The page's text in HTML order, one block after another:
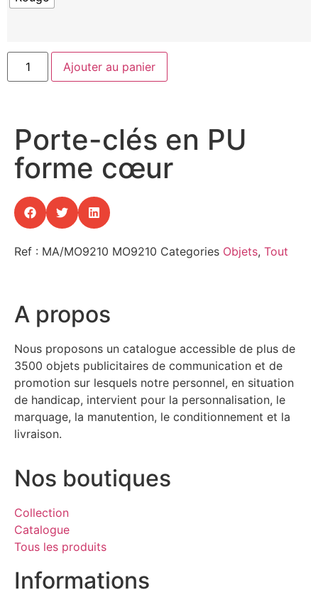
Ajouter au panier
Porte-clés en PU
forme cœur
Ref : MA/MO9210 MO9210 Categories Objets, Tout
A propos
Nous proposons un catalogue accessible de plus de
3500 objets publicitaires de communication et de
promotion sur lesquels notre personnel, en situation
de handicap, intervient pour la personnalisation, le
marquage, la manutention, le conditionnement et la
livraison.
Nos boutiques
Collection
Catalogue
Tous les produits
Informations